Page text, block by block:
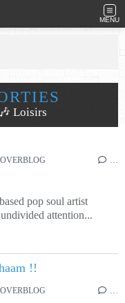
MENU
Loisirs
…
pop soul artist
attention...